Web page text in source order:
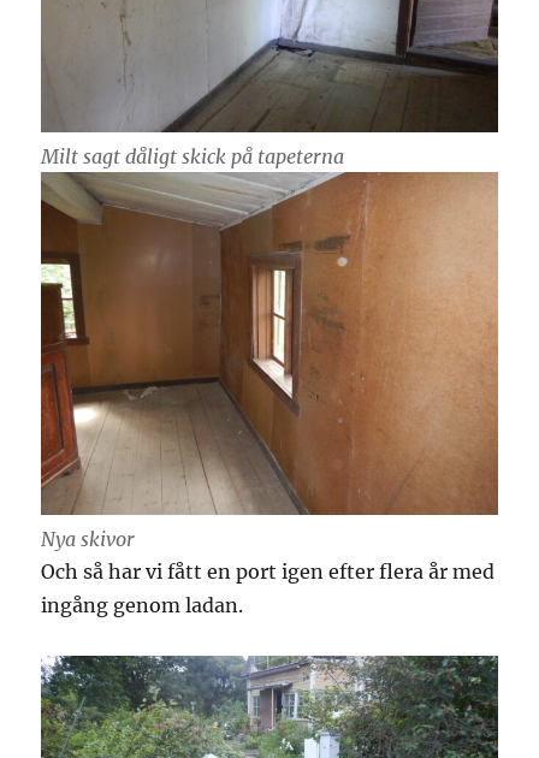
Milt sagt dåligt skick på tapeterna
Nya skivor
Och så har vi fått en port igen efter flera år med
ingång genom ladan.